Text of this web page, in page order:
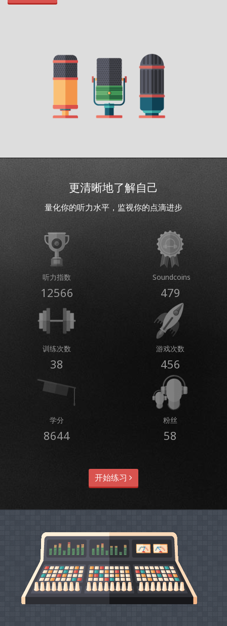
更清晰地了解自己
量化你的听力水平，监视你的点滴进步
听力指数
12566
Soundcoins
479
训练次数
38
游戏次数
456
学分
8644
粉丝
58
开始练习